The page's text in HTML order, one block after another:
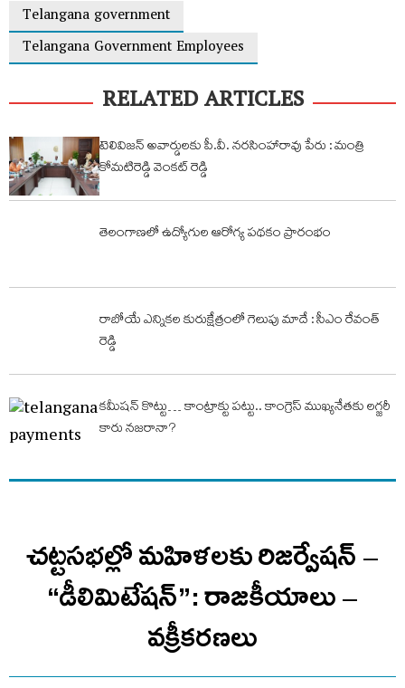
Telangana government
Telangana Government Employees
RELATED ARTICLES
టెలివిజన్ అవార్డులకు పీ.వీ. నరసింహారావు పేరు : మంత్రి
కోమటిరెడ్డి వెంకట్ రెడ్డి
తెలంగాణలో ఉద్యోగుల ఆరోగ్య పథకం ప్రారంభం
రాబోయే ఎన్నికల కురుక్షేత్రంలో గెలుపు మాదే : సీఎం రేవంత్
రెడ్డి
కమీషన్ కొట్టు… కాంట్రాక్టు పట్టు.. కాంగ్రెస్ ముఖ్యనేతకు లగ్జరీ
కారు నజరానా?
చట్టసభల్లో మహిళలకు రిజర్వేషన్ –
“డీలిమిటేషన్”: రాజకీయాలు –
వక్రీకరణలు